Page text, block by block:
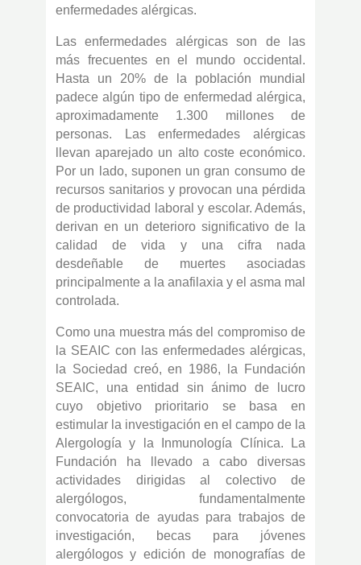
enfermedades alérgicas.
Las enfermedades alérgicas son de las
más frecuentes en el mundo occidental.
Hasta un 20% de la población mundial
padece algún tipo de enfermedad alérgica,
aproximadamente 1.300 millones de
personas. Las enfermedades alérgicas
llevan aparejado un alto coste económico.
Por un lado, suponen un gran consumo de
recursos sanitarios y provocan una pérdida
de productividad laboral y escolar. Además,
derivan en un deterioro significativo de la
calidad de vida y una cifra nada
desdeñable de muertes asociadas
principalmente a la anafilaxia y el asma mal
controlada.
Como una muestra más del compromiso de
la SEAIC con las enfermedades alérgicas,
la Sociedad creó, en 1986, la Fundación
SEAIC, una entidad sin ánimo de lucro
cuyo objetivo prioritario se basa en
estimular la investigación en el campo de la
Alergología y la Inmunología Clínica. La
Fundación ha llevado a cabo diversas
actividades dirigidas al colectivo de
alergólogos, fundamentalmente
convocatoria de ayudas para trabajos de
investigación, becas para jóvenes
alergólogos y edición de monografías de